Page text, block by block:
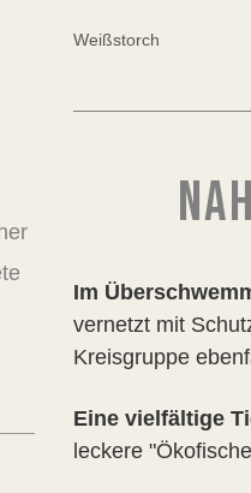
Weißstorch
Im
vernetzt mit
Kreisgruppe
Eine vielfältige
leckere